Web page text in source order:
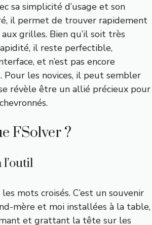
sa simplicité d’usage et son
il permet de trouver rapidement
grilles. Bien qu’il soit très
il reste perfectible,
et n’est pas encore
Pour les novices, il peut sembler
révèle être un allié précieux pour
FSolver ?
mots croisés. C’est un souvenir
mère et moi installées à la table,
et grattant la tête sur les